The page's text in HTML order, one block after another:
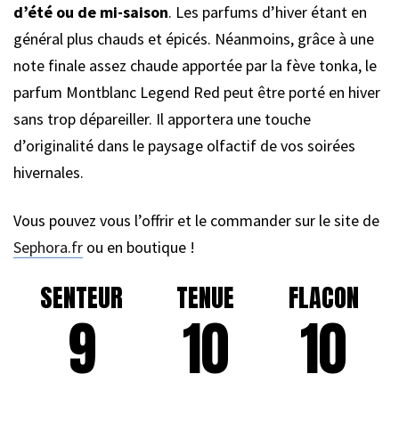
d’été ou de mi-saison. Les parfums d’hiver étant en
général plus chauds et épicés. Néanmoins, grâce à une
note finale assez chaude apportée par la fève tonka, le
parfum Montblanc Legend Red peut être porté en hiver
sans trop dépareiller. Il apportera une touche
d’originalité dans le paysage olfactif de vos soirées
hivernales.
Vous pouvez vous l’offrir et le commander sur le site de
Sephora.fr ou en boutique !
SENTEUR
9
TENUE
10
FLACON
10